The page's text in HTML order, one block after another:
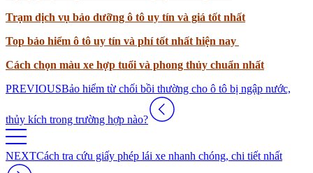
Trạm dịch vụ bảo dưỡng ô tô uy tín và giá tốt nhất
Top bảo hiểm ô tô uy tín và phí tốt nhất hiện nay
Cách chọn màu xe hợp tuổi và phong thủy chuẩn nhất
PREVIOUSBảo hiểm từ chối bồi thường cho ô tô bị ngập nước,
thủy kích trong trường hợp nào?
NEXTCách tra cứu giấy phép lái xe nhanh chóng, chi tiết nhất